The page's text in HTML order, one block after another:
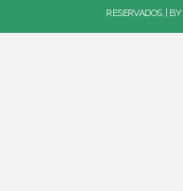
RESERVADOS. | BY